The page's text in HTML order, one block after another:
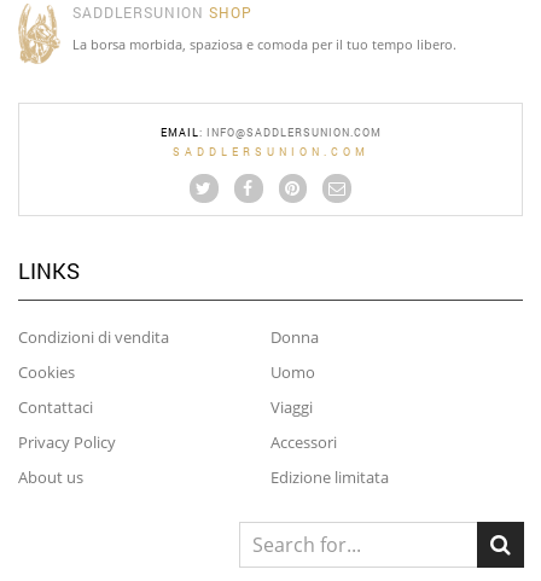
SADDLERSUNION SHOP
La borsa morbida, spaziosa e comoda per il tuo tempo libero.
EMAIL : INFO@SADDLERSUNION.COM
SADDLERSUNION.COM
LINKS
Condizioni di vendita
Cookies
Contattaci
Privacy Policy
About us
Donna
Uomo
Viaggi
Accessori
Edizione limitata